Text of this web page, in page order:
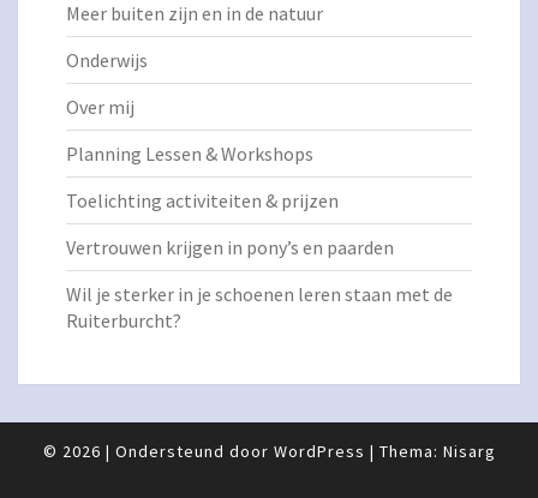
Meer buiten zijn en in de natuur
Onderwijs
Over mij
Planning Lessen & Workshops
Toelichting activiteiten & prijzen
Vertrouwen krijgen in pony’s en paarden
Wil je sterker in je schoenen leren staan met de
Ruiterburcht?
© 2026 | Ondersteund door WordPress | Thema: Nisarg